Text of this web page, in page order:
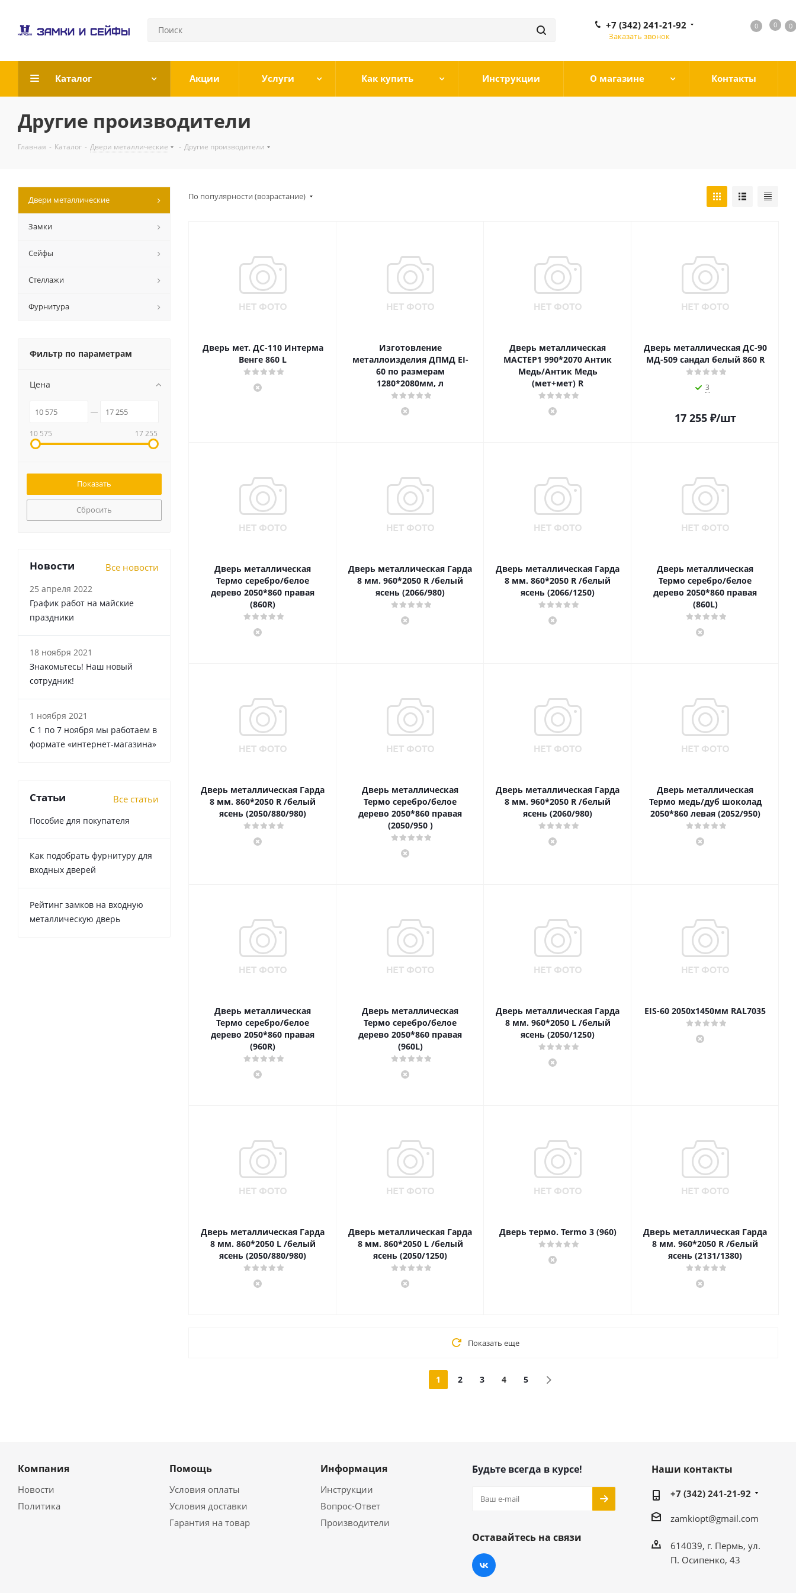
0 0 0
0
+7 (342) 241-21-92
Заказать звонок
Каталог Акции Услуги Как купить Инструкции О магазине Контакты
Другие производители
Главная - Каталог - Двери металлические - Другие производители
По популярности (возрастание)
Дверь мет. ДС-110 Интерма
Венге 860 L
Изготовление
металлоизделия ДПМД EI-
60 по размерам
1280*2080мм, л
Дверь металлическая
МАСТЕР1 990*2070 Антик
Медь/Антик Медь
(мет+мет) R
Дверь металлическая ДС-90
МД-509 сандал белый 860 R
3
17 255₽/шт
Дверь металлическая
Термо серебро/белое
дерево 2050*860 правая
(860R)
Дверь металлическая Гарда
8 мм. 960*2050 R /белый
ясень (2066/980)
Дверь металлическая Гарда
8 мм. 860*2050 R /белый
ясень (2066/1250)
Дверь металлическая
Термо серебро/белое
дерево 2050*860 правая
(860L)
Дверь металлическая Гарда
8 мм. 860*2050 R /белый
ясень (2050/880/980)
Дверь металлическая
Термо серебро/белое
дерево 2050*860 правая
(2050/950 )
Дверь металлическая Гарда
8 мм. 960*2050 R /белый
ясень (2060/980)
Дверь металлическая
Термо медь/дуб шоколад
2050*860 левая (2052/950)
Дверь металлическая
Термо серебро/белое
дерево 2050*860 правая
(960R)
Дверь металлическая
Термо серебро/белое
дерево 2050*860 правая
(960L)
Дверь металлическая Гарда
8 мм. 960*2050 L /белый
ясень (2050/1250)
EIS-60 2050х1450мм RAL7035
Дверь металлическая Гарда
8 мм. 860*2050 L /белый
ясень (2050/880/980)
Дверь металлическая Гарда
8 мм. 860*2050 L /белый
ясень (2050/1250)
Дверь термо. Termo 3 (960)
Дверь металлическая Гарда
8 мм. 960*2050 R /белый
ясень (2131/1380)
Показать еще
1 2 3 4 5
Двери металлические
Замки
Сейфы
Стеллажи
Фурнитура
Фильтр по параметрам
Цена
10 575 17 255
Сбросить
Новости Все новости
25 апреля 2022
График работ на майские
праздники
18 ноября 2021
Знакомьтесь! Наш новый
сотрудник!
1 ноября 2021
С 1 по 7 ноября мы работаем в
формате «интернет-магазина»
Статьи Все статьи
Пособие для покупателя
Как подобрать фурнитуру для
входных дверей
Рейтинг замков на входную
металлическую дверь
Компания
Новости
Политика
Помощь
Условия оплаты
Условия доставки
Гарантия на товар
Информация
Инструкции
Вопрос-Ответ
Производители
Будьте всегда в курсе!
Оставайтесь на связи
Наши контакты
+7 (342) 241-21-92
zamkiopt@gmail.com
614039, г. Пермь, ул.
П. Осипенко, 43